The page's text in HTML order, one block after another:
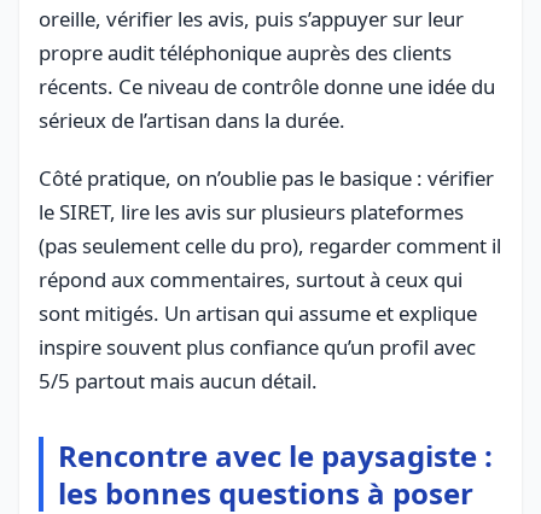
oreille, vérifier les avis, puis s’appuyer sur leur
propre audit téléphonique auprès des clients
récents. Ce niveau de contrôle donne une idée du
sérieux de l’artisan dans la durée.
Côté pratique, on n’oublie pas le basique : vérifier
le SIRET, lire les avis sur plusieurs plateformes
(pas seulement celle du pro), regarder comment il
répond aux commentaires, surtout à ceux qui
sont mitigés. Un artisan qui assume et explique
inspire souvent plus confiance qu’un profil avec
5/5 partout mais aucun détail.
Rencontre avec le paysagiste :
les bonnes questions à poser